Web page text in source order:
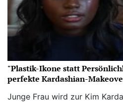
"Plastik-Ikone statt
perfekte Kardashian-
Junge Frau wird zur Kim